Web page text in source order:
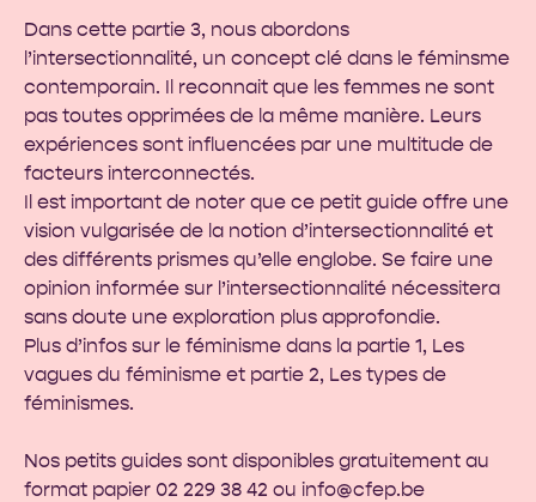
Dans cette partie 3, nous abordons
l’intersectionnalité, un concept clé dans le féminsme
contemporain. Il reconnait que les femmes ne sont
pas toutes opprimées de la même manière. Leurs
expériences sont influencées par une multitude de
facteurs interconnectés.
Il est important de noter que ce petit guide offre une
vision vulgarisée de la notion d’intersectionnalité et
des différents prismes qu’elle englobe. Se faire une
opinion informée sur l’intersectionnalité nécessitera
sans doute une exploration plus approfondie.
Plus d’infos sur le féminisme dans la partie 1, Les
vagues du féminisme et partie 2, Les types de
féminismes.
Nos petits guides sont disponibles gratuitement au
format papier 02 229 38 42 ou info@cfep.be